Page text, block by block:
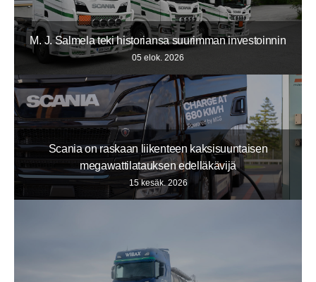
M. J. Salmela teki historiansa suurimman investoinnin
05 elok. 2026
Scania on raskaan liikenteen kaksisuuntaisen
megawattilatauksen edelläkävijä
15 kesäk. 2026